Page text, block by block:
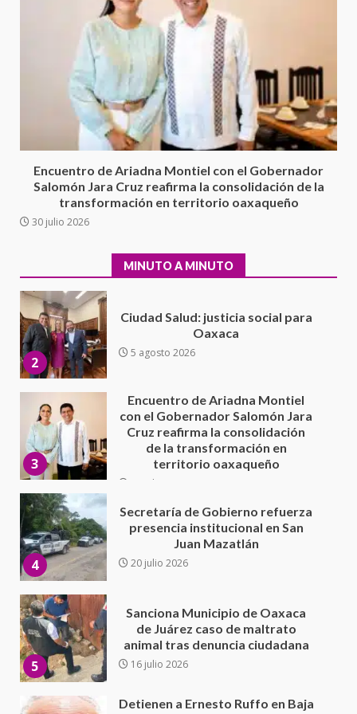
Encuentro de Ariadna Montiel con el Gobernador
Salomón Jara Cruz reafirma la consolidación de la
transformación en territorio oaxaqueño
30 julio 2026
MINUTO A MINUTO
Sin paso carretera Oaxaca-
Cuacnopalan
26 junio 2026
Exhorta Poder Legislativo al
IEEPO y al Iocied a realizar una
evaluación técnica y estructural
integral de las instalaciones de la
Moisés Sáenz Garza
5 agosto 2026
5 agosto 2026
3
con el Gobernador Salomón Jara
Cruz reafirma la consolidación
de la transformación en
4
Secretaría de Gobierno refuerza
presencia institucional en San
Juan Mazatlán
20 julio 2026
5
Sanciona Municipio de Oaxaca
de Juárez caso de maltrato
animal tras denuncia ciudadana
16 julio 2026
6
California; FGR lo investiga por
presuntos delitos de
delincuencia organizada y
contrabando